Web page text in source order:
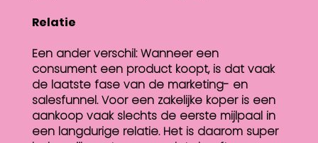
Relatie
Een ander verschil: Wanneer een
consument een product koopt, is dat vaak
de laatste fase van de marketing- en
salesfunnel. Voor een zakelijke koper is een
aankoop vaak slechts de eerste mijlpaal in
een langdurige relatie. Het is daarom super